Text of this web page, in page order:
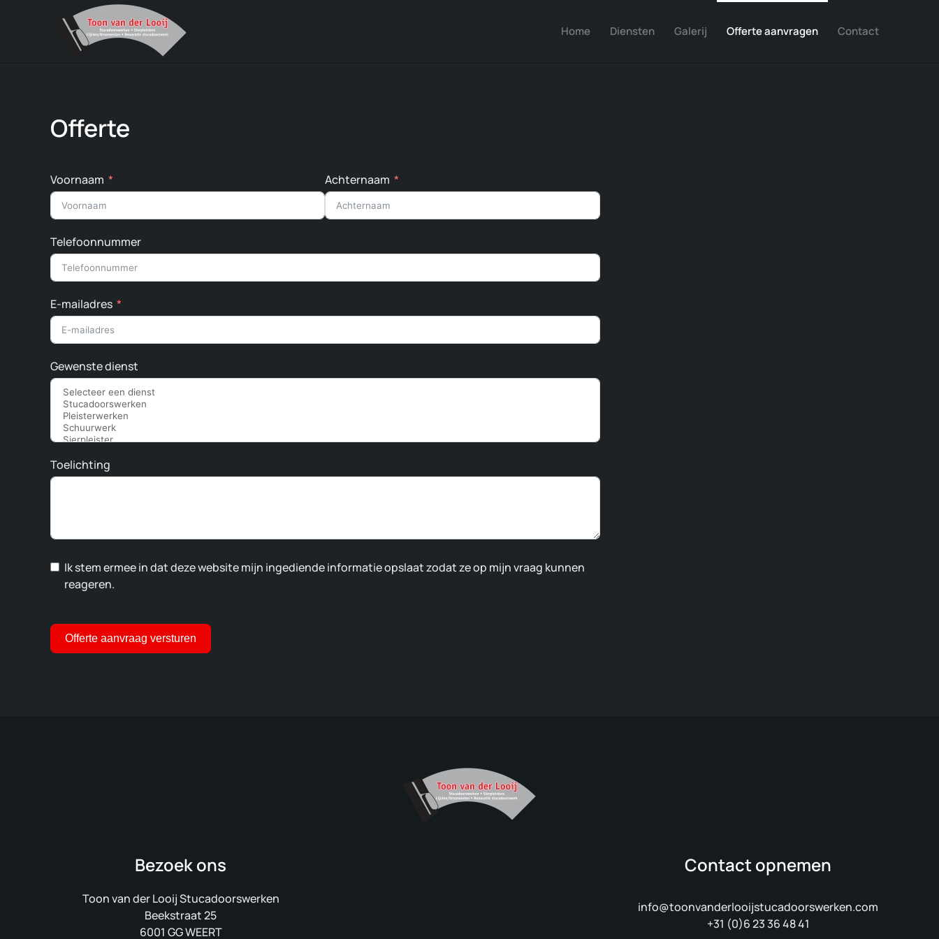
Skip to main content
Home Diensten Galerij Offerte aanvragen Contact
Offerte
Voornaam Achternaam
Telefoonnummer
E-mailadres
Gewenste dienst
Toelichting
Ik stem ermee in dat deze website mijn ingediende informatie opslaat zodat ze op mijn vraag kunnen
reageren.
Offerte aanvraag versturen
Bezoek ons Contact opnemen
Toon van der Looij Stucadoorswerken
Beekstraat 25
6001 GG WEERT
info@toonvanderlooijstucadoorswerken.com
+31 (0)6 23 36 48 41